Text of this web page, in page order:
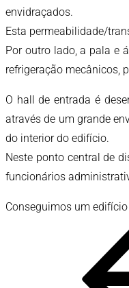
envidraçados.
Esta permeabilidade/
Por outro lado, a pala e
refrigeração mecânicos,
O hall de entrada é
através de um grande
do interior do edifício.
Neste ponto central de
funcionários
Conseguimos um